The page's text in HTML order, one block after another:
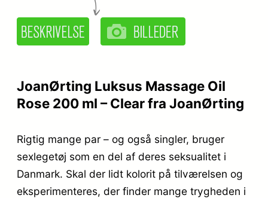
JoanØrting Luksus Massage Oil
Rose 200 ml – Clear fra JoanØrting
Rigtig mange par – og også singler, bruger
sexlegetøj som en del af deres seksualitet i
Danmark. Skal der lidt kolorit på tilværelsen og
eksperimenteres, der finder mange trygheden i